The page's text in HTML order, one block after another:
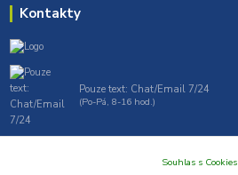
Kontakty
Pouze text: Chat/Email 7/24
(Po-Pá, 8-16 hod.)
Souhlas s Cookies